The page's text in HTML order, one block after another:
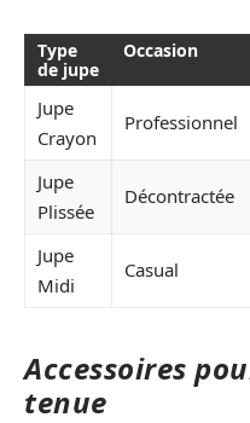
Type
de jupe
Occasion
Jupe
Crayon
Professionnel
Jupe
Plissée
Décontractée
Jupe
Midi
Casual
Accessoires
tenue